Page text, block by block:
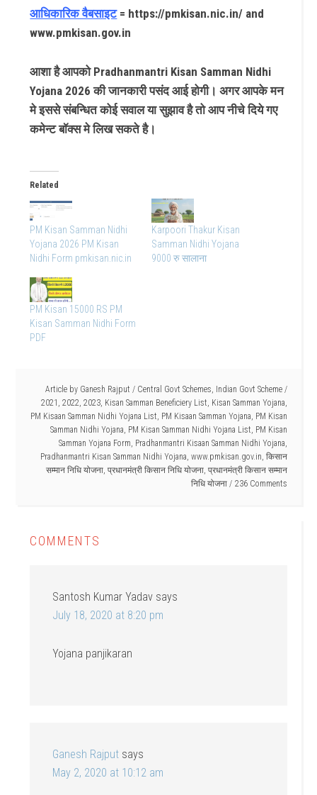
आधिकारिक वैबसाइट = https://pmkisan.nic.in/ and
www.pmkisan.gov.in
आशा है आपको Pradhanmantri Kisan Samman Nidhi
Yojana 2026 की जानकारी पसंद आई होगी। अगर आपके मन
मे इससे संबन्धित कोई सवाल या सुझाव है तो आप नीचे दिये गए
कमेन्ट बॉक्स मे लिख सकते है।
Related
PM Kisan Samman Nidhi
Yojana 2026 PM Kisan
Nidhi Form pmkisan.nic.in
Karpoori Thakur Kisan
Samman Nidhi Yojana
9000 रु सालाना
PM Kisan 15000 RS PM
Kisan Samman Nidhi Form
PDF
Article by Ganesh Rajput / Central Govt Schemes Indian Govt Scheme /
2021 2022 2023, Kisan Samman Beneficiery List Kisan Samman Yojana
PM Kisaan Samman Nidhi Yojana List PM Kisaan Samman Yojana PM Kisan
Samman Nidhi Yojana PM Kisan Samman Nidhi Yojana List PM Kisan
Samman Yojana Form Pradhanmantri Kisaan Samman Nidhi Yojana
Pradhanmantri Kisan Samman Nidhi Yojana www.pmkisan.gov.in किसान
सम्मान निधि योजना, प्रधानमंत्री किसान निधि योजना, प्रधानमंत्री किसान सम्मान
निधि योजना
236 Comments
COMMENTS
Santosh Kumar Yadav says
July 18, 2020 at 8:20 pm
Yojana panjikaran
Ganesh Rajput says
May 2, 2020 at 10:12 am